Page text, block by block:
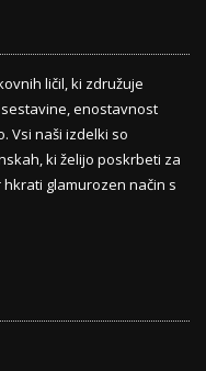
ličil, ki združuje
enostavnost
Vsi naši izdelki so
ki želijo poskrbeti za
glamurozen način s